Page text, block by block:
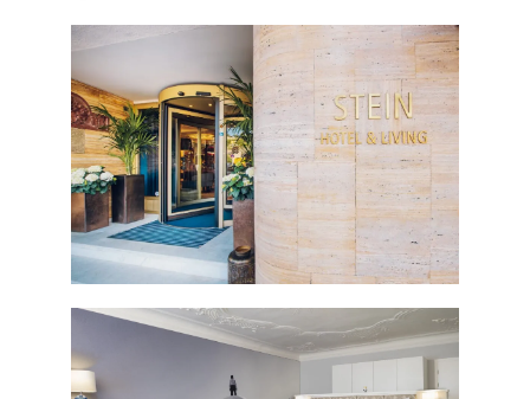
Schweden
Spanien
Schweiz
Adventkalender